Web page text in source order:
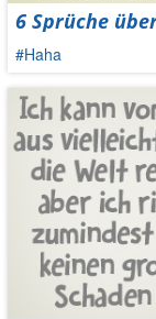
6 Sprüche
#Haha